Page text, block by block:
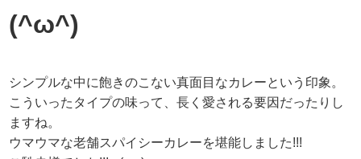
(^ω^)
シンプルな中に飽きのこない真面目なカレーという印象。
こういったタイプの味って、長く愛される要因だったりし
ますね。
ウマウマな老舗スパイシーカレーを堪能しました!!!